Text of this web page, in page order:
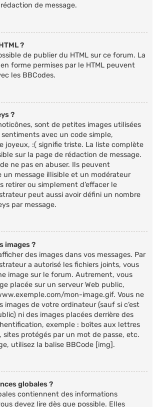
de message.
?
de publier du HTML sur ce forum. La
forme permises par le HTML peuvent
les BBCodes.
?
sont de petites images utilisées
avec un code simple,
joyeux, :( signifie triste. La liste complète
sur la page de rédaction de message.
ne pas en abuser. Ils peuvent
un message illisible et un modérateur
retirer ou simplement d’effacer le
peut aussi avoir défini un nombre
par message.
images ?
des images dans vos messages. Par
a autorisé les fichiers joints, vous
image sur le forum. Autrement, vous
placée sur un serveur Web public,
mon-image.gif. Vous ne
images de votre ordinateur (sauf si c’est
ni des images placées derrière des
exemple : boîtes aux lettres
sites protégés par un mot de passe, etc.
utilisez la balise BBCode [img].
globales ?
contiennent des informations
devez lire dès que possible. Elles